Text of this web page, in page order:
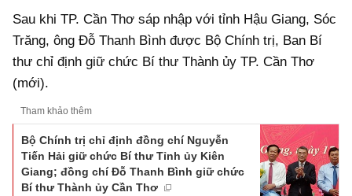
Sau khi TP. Cần Thơ sáp nhập với tỉnh Hậu Giang, Sóc
Trăng, ông Đỗ Thanh Bình được Bộ Chính trị, Ban Bí
thư chỉ định giữ chức Bí thư Thành ủy TP. Cần Thơ
(mới).
Tham khảo thêm
Bộ Chính trị chỉ định đồng chí Nguyễn
Tiến Hải giữ chức Bí thư Tỉnh ủy Kiên
Giang; đồng chí Đỗ Thanh Bình giữ chức
Bí thư Thành ủy Cần Thơ